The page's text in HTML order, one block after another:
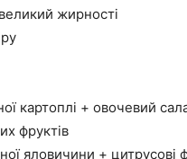
жирності
картоплі + овочевий
фруктів
яловичини + цитрусові